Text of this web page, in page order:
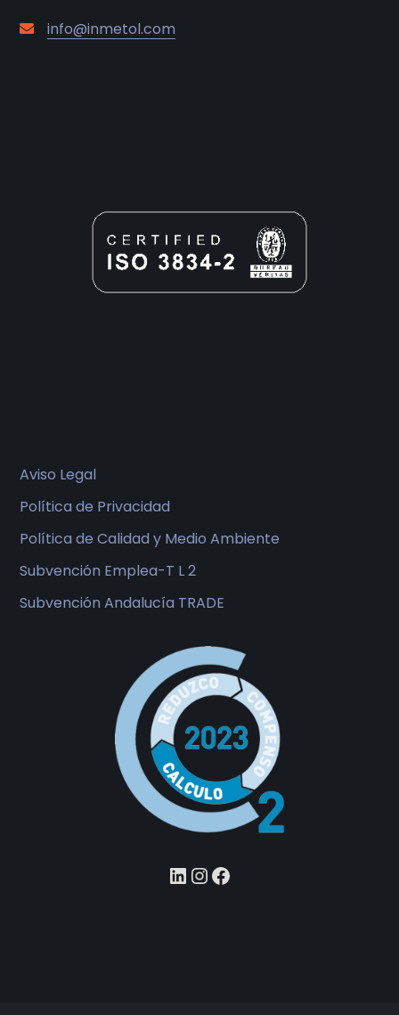
info@inmetol.com
Aviso Legal
Política de Privacidad
Política de Calidad y Medio Ambiente
Subvención Emplea-T L 2
Subvención Andalucía TRADE
LinkedIn
Instagram
Facebook